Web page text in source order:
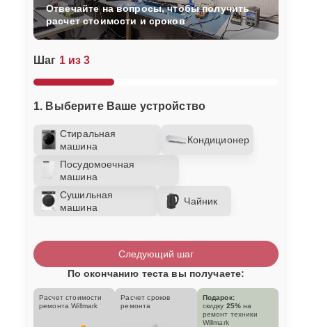
Шаг 1 из 3
1. Выберите Ваше устройство
Стиральная
машина
Кондиционер
Посудомоечная
машина
Сушильная
машина
Чайник
Отвечайте на вопросы, чтобы получить
расчет стоимости и сроков
Следующий шаг
По окончанию теста вы получаете:
Расчет стоимости
ремонта Willmark
Расчет сроков
ремонта
Подарок:
скидку 25% на
ремонт техники
Willmark